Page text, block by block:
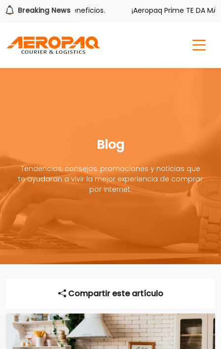
Breaking News
tiene sus beneficios. ¡Aeropaq Prime TE DA MÁS!
Blog
Tendencias, consejos, promociones y noticias que
te ayudaran a vivir la mejor experiencia de comprar
por internet.
Compartir este artículo